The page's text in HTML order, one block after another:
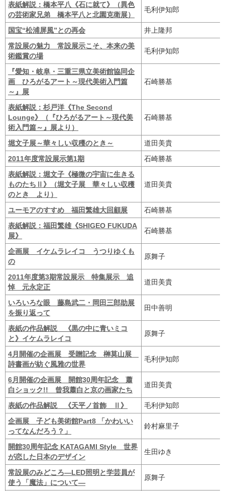
表紙解説：橋本平八《石に就て》（異色
の芸術家兄弟 橋本平八と北園克衛展）
毛利伊知郎
国宝“松浦屏風”との再会
井上隆邦
常設展の魅力 常設展示こそ、本来の美
術鑑賞の場
毛利伊知郎
『愛知・岐阜・三重三県立美術館協同企
画 ひろがるアート～現代美術入門篇
～』展
石崎勝基
表紙解説：杉戸洋《The Second
Lounge》（『ひろがるアート～現代美
術入門篇～』展より）
石崎勝基
堀文子展～華々しい収穫のとき～
道田美貴
2011年度常設展示第1期
石崎勝基
表紙解説：堀文子《極微の宇宙に生きる
ものたちⅡ》（堀文子展 華々しい収穫
のとき より）
道田美貴
ユーモアのすすめ 福田繁雄大回顧展
石崎勝基
表紙解説：福田繁雄《SHIGEO FUKUDA
展》
石崎勝基
企画展 イケムラレイコ うつりゆくも
の
原舞子
2011年度第3期常設展示 特集展示 追
悼 元永定正
道田美貴
いろいろな眼 藤島武二・岡田三郎助展
を振り返って
田中善明
表紙の作品解説 《黒の中に青いミコ
と》イケムラレイコ
原舞子
4月開催の企画展 受贈記念 榊莫山展
詩書画が紡ぐ風雅の世界
毛利伊知郎
6月開催の企画展 開館30周年記念 蕭
白ショック!! 曾我蕭白と京の画家たち
道田美貴
表紙の作品解説 《天平ノ首飾 Ⅱ》
毛利伊知郎
企画展 子ども美術館Part8 「かわいい
ってなんだろう？」
鈴村麻里子
開館30周年記念 KATAGAMI Style 世界
が恋した日本のデザイン
生田ゆき
常設展のみどころ―LED照明と学芸員が
使う「魔法」について―
原舞子